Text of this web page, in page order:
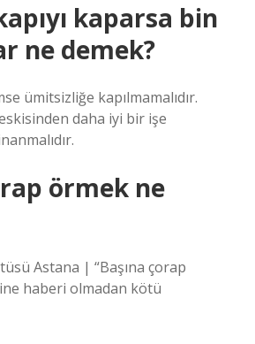
kaparsa bin
ne demek?
ümitsizliğe kapılmamalıdır.
daha iyi bir işe
örmek ne
Astana | “Başına çorap
haberi olmadan kötü